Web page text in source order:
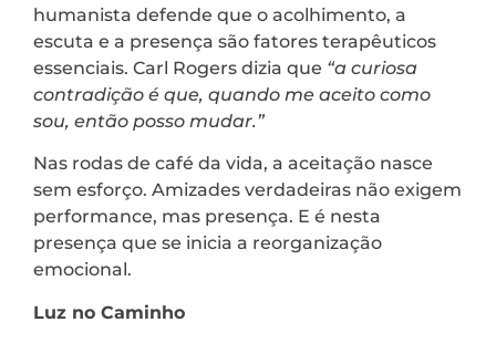
humanista defende que o acolhimento, a
escuta e a presença são fatores terapêuticos
essenciais. Carl Rogers dizia que “a curiosa
contradição é que, quando me aceito como
sou, então posso mudar.”
Nas rodas de café da vida, a aceitação nasce
sem esforço. Amizades verdadeiras não exigem
performance, mas presença. E é nesta
presença que se inicia a reorganização
emocional.
Luz no Caminho